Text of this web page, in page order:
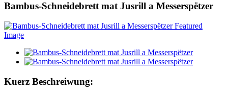
Bambus-Schneidebrett mat Jusrill a Messerspëtzer
Kuerz Beschreiwung: